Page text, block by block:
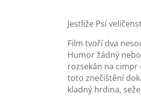
Jestliže Psí
Film tvoří dva
Humor žádný
rozsekán na
toto znečištění
kladný hrdina,